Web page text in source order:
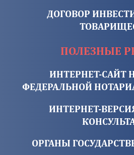
ДОГОВОР
ПОЛЕЗНЫЕ
ИНТЕРНЕТ-САЙТ
ФЕДЕРАЛЬНОЙ
ИНТЕРНЕТ-
ОРГАНЫ